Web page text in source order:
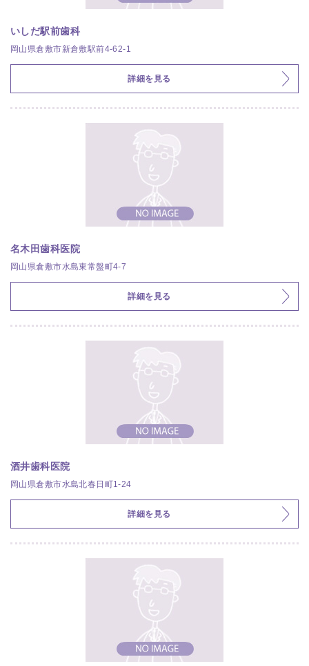
いしだ駅前歯科
岡山県倉敷市新倉敷駅前4-62-1
詳細を見る
名木田歯科医院
岡山県倉敷市水島東常盤町4-7
詳細を見る
酒井歯科医院
岡山県倉敷市水島北春日町1-24
詳細を見る